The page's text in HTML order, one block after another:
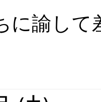
に諭して